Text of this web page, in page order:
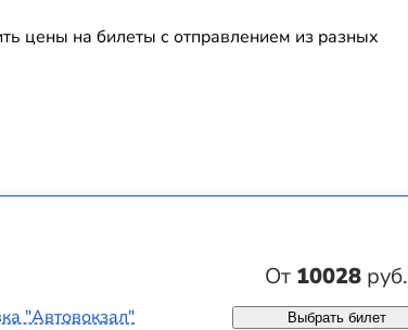
цены на билеты с отправлением из разных
От 10028 руб.
"Автовокзал"
Выбрать билет